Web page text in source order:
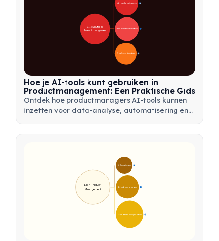
🚀 AI-transformatiegebieden
🛠️ Praktische AI-hulpmiddelen
📋 Implementatiestrategie
AI Revolutie in
Productmanagement
Hoe je AI-tools kunt gebruiken in
Productmanagement: Een Praktische Gids
Ontdek hoe productmanagers AI-tools kunnen
inzetten voor data-analyse, automatisering en
🎯 Kernprincipes
🛠️ Implementatieproces
💡 Voordelen en Hulpmiddelen 17
Lean Product
Management